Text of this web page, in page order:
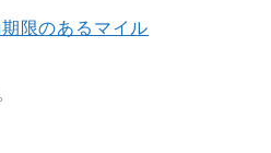
限のあるマイル